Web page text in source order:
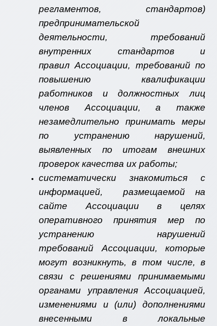
регламентов, стандартов)
предпринимательской
деятельности, требований
внутренних стандартов и
правил Ассоциации, требований по
повышению квалификации
работников и должностных лиц
членов Ассоциации, а также
незамедлительно принимать меры
по устранению нарушений,
выявленных по итогам внешних
проверок качества их работы;
систематически знакомиться с
информацией, размещаемой на
сайте Ассоциации в целях
оперативного принятия мер по
устранению нарушений
требований Ассоциации, которые
могут возникнуть, в том числе, в
связи с решениями принимаемыми
органами управления Ассоциацией,
изменениями и (или) дополнениями
внесенными в локальные